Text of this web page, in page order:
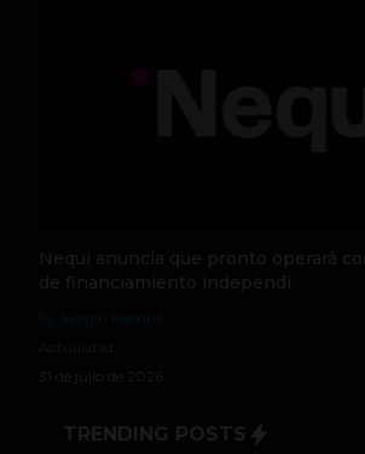
Nequi anuncia que pronto operará
de financiamiento independi
31 de julio de 2026
TRENDING POSTS